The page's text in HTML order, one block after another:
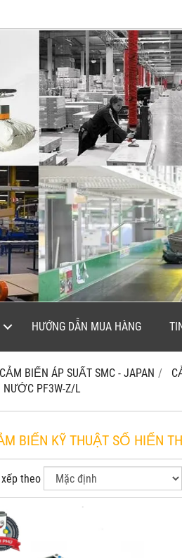
HƯỚNG DẪN MUA HÀNG
CẢM BIẾN ÁP SUẤT SMC - JAPAN
NƯỚC PF3W-Z/L
BIẾN KỸ THUẬT SỐ HIỂN
theo